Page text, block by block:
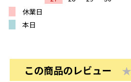
休業日
本日
この商品のレビュー